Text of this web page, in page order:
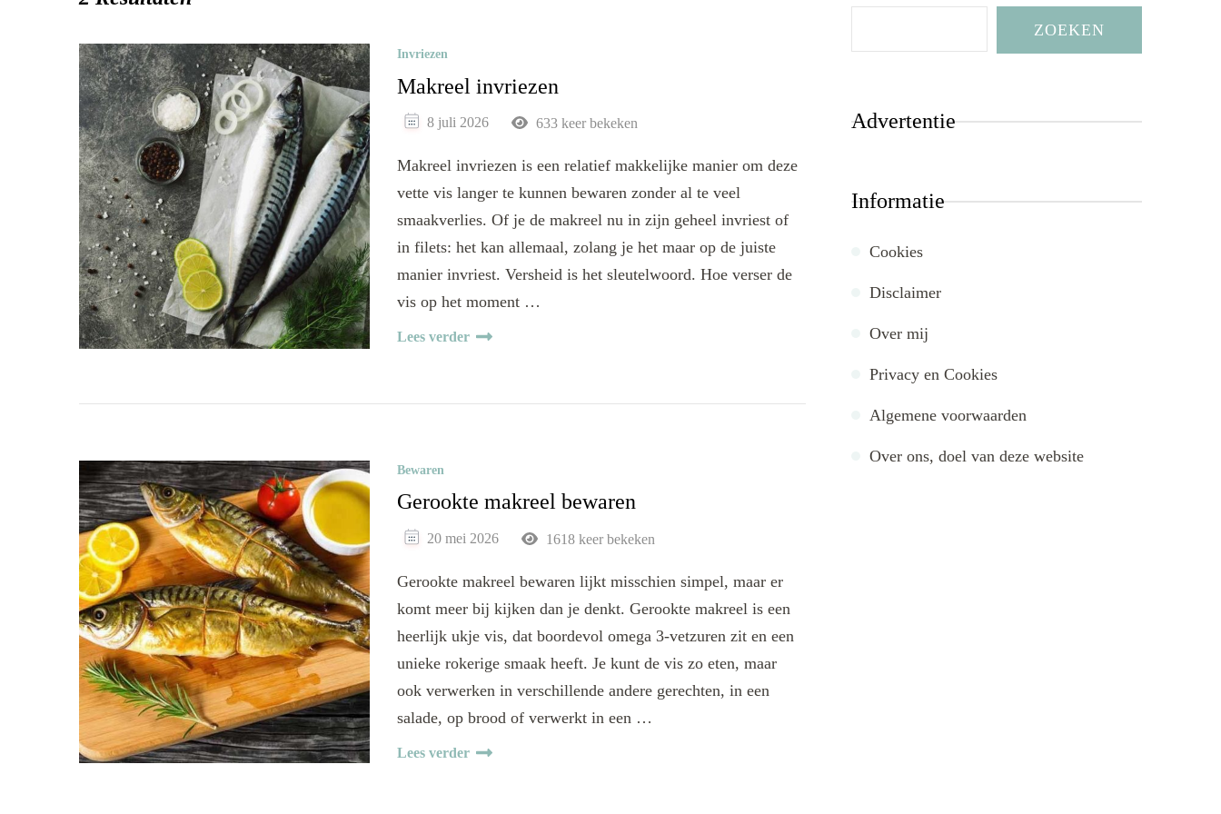
Invriezen
Makreel invriezen
8 juli 2026 633 keer bekeken
Makreel invriezen is een relatief makkelijke manier om deze
vette vis langer te kunnen bewaren zonder al te veel
smaakverlies. Of je de makreel nu in zijn geheel invriest of
in filets: het kan allemaal, zolang je het maar op de juiste
manier invriest. Versheid is het sleutelwoord. Hoe verser de
vis op het moment …
Lees verder
Bewaren
Gerookte makreel bewaren
20 mei 2026 1618 keer bekeken
Gerookte makreel bewaren lijkt misschien simpel, maar er
komt meer bij kijken dan je denkt. Gerookte makreel is een
heerlijk ukje vis, dat boordevol omega 3-vetzuren zit en een
unieke rokerige smaak heeft. Je kunt de vis zo eten, maar
ook verwerken in verschillende andere gerechten, in een
salade, op brood of verwerkt in een …
Lees verder
ZOEKEN
Advertentie
Informatie
Cookies
Disclaimer
Over mij
Privacy en Cookies
Algemene voorwaarden
Over ons, doel van deze website